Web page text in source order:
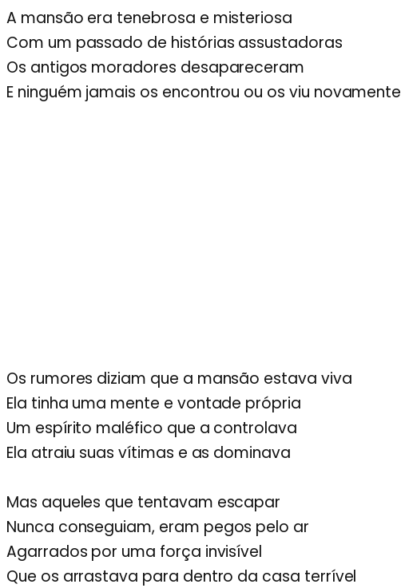
A mansão era tenebrosa e misteriosa
Com um passado de histórias assustadoras
Os antigos moradores desapareceram
E ninguém jamais os encontrou ou os viu novamente
Os rumores diziam que a mansão estava viva
Ela tinha uma mente e vontade própria
Um espírito maléfico que a controlava
Ela atraiu suas vítimas e as dominava
Mas aqueles que tentavam escapar
Nunca conseguiam, eram pegos pelo ar
Agarrados por uma força invisível
Que os arrastava para dentro da casa terrível